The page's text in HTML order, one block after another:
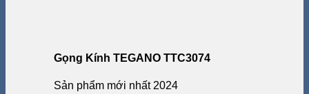
Gọng Kính TEGANO TTC3074
Sản phẩm mới nhất 2024